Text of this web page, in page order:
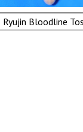
Ryujin Bloodline